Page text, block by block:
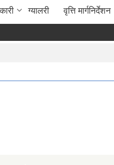
ग्यालरी वृत्ति मार्गनिर्देशन